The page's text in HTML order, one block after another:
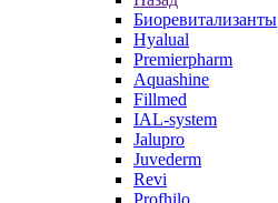
Биоревитализанты
Hyalual
Premierpharm
Aquashine
Fillmed
IAL-system
Jalupro
Juvederm
Revi
Profhilo